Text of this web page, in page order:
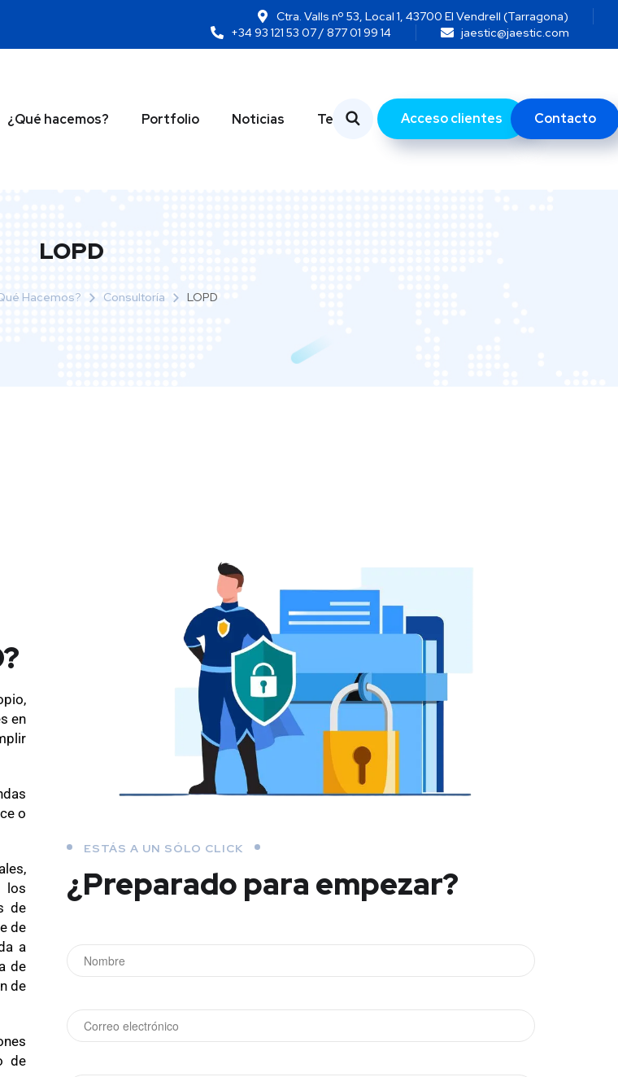
Ctra. Valls nº 53, Local 1, 43700 El Vendrell (Tarragona)
+34 93 121 53 07 / 877 01 99 14
jaestic@jaestic.com
¿Qué hacemos? Portfolio Noticias Temas Acceso clientes Contacto
LOPD
Hacemos? Consultoría LOPD
en
o
los
de
de
a
de
de
de
ESTÁS A UN SÓLO CLICK
¿Preparado para empezar?